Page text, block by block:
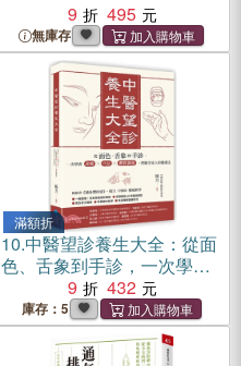
9
495
無庫存
滿額折
10.中醫望診養生大全：從面
色、舌象到手診，一次學會
食療╳穴位╳體質調養，照
顧全家人的健康法
9 432
庫存：5